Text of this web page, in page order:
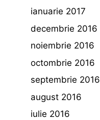
ianuarie 2017
decembrie 2016
noiembrie 2016
octombrie 2016
septembrie 2016
august 2016
iulie 2016